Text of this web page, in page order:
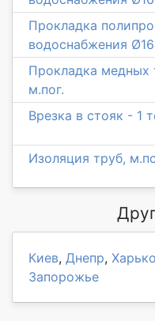
Прокладка
водоснабжения
Прокладка медных
м.пог.
Врезка в стояк - 1
Изоляция труб,
Киев, Днепр,
Запорожье